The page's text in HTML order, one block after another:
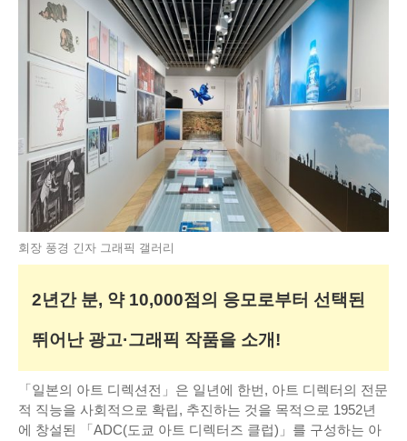
회장 풍경 긴자 그래픽 갤러리
2년간 분, 약 10,000점의 응모로부터 선택된
뛰어난 광고·그래픽 작품을 소개!
「일본의 아트 디렉션전」은 일년에 한번, 아트 디렉터의 전문
적 직능을 사회적으로 확립, 추진하는 것을 목적으로 1952년
에 창설된 「ADC(도쿄 아트 디렉터즈 클럽)」를 구성하는 아